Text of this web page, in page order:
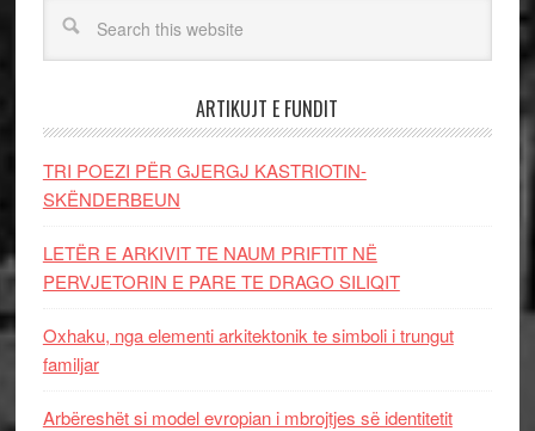
ARTIKUJT E FUNDIT
TRI POEZI PËR GJERGJ KASTRIOTIN-
SKËNDERBEUN
LETËR E ARKIVIT TE NAUM PRIFTIT NË
PERVJETORIN E PARE TE DRAGO SILIQIT
Oxhaku, nga elementi arkitektonik te simboli i trungut
familjar
Arbëreshët si model evropian i mbrojtjes së identitetit